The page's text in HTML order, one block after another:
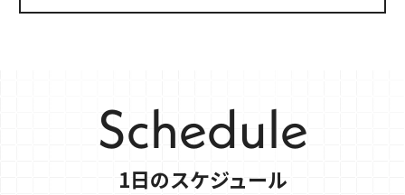
Schedule
1日のスケジュール